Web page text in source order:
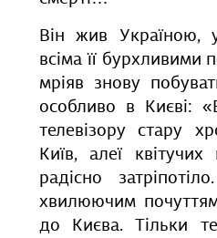
Він жив Україною,
всіма її бурхливими
мріяв знову
особливо в Києві:
телевізору стару
Київ, алеї
радісно
хвилюючим
до Києва. Тільки